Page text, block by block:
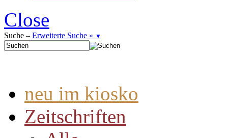
Close
Suche – Erweiterte Suche » ▼
neu im kiosko
Zeitschriften